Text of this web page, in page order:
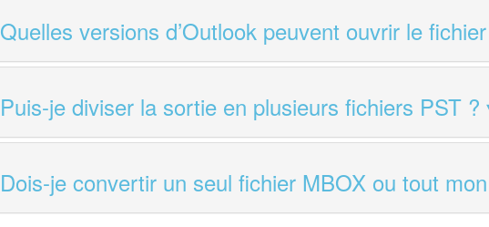
Quelles versions d’Outlook peuvent ouvrir le
Puis-je diviser la sortie en plusieurs fichiers PST ?
Dois-je convertir un seul fichier MBOX ou tout